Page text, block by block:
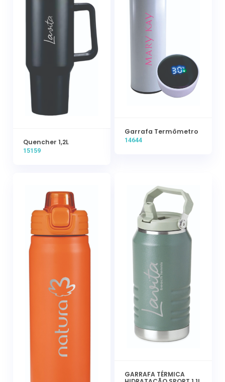
Quencher 1,2L
15159
Garrafa Termômetro
14644
GARRAFA TÉRMICA